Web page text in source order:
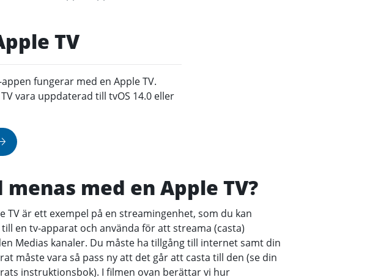
TV
fungerar med en Apple TV.
vara uppdaterad till tvOS 14.0 eller
menas med en Apple TV?
TV är ett exempel på en streamingenhet, som du kan
en tv-apparat och använda för att streama (casta)
Medias kanaler. Du måste ha tillgång till internet samt din
måste vara så pass ny att det går att casta till den (se din
instruktionsbok). I filmen ovan berättar vi hur